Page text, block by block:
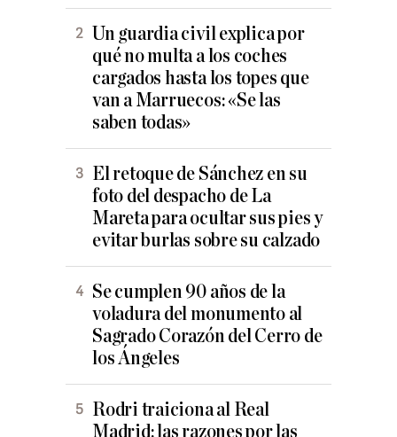
Un guardia civil explica por
qué no multa a los coches
cargados hasta los topes que
van a Marruecos: «Se las
saben todas»
El retoque de Sánchez en su
foto del despacho de La
Mareta para ocultar sus pies y
evitar burlas sobre su calzado
Se cumplen 90 años de la
voladura del monumento al
Sagrado Corazón del Cerro de
los Ángeles
Rodri traiciona al Real
Madrid: las razones por las